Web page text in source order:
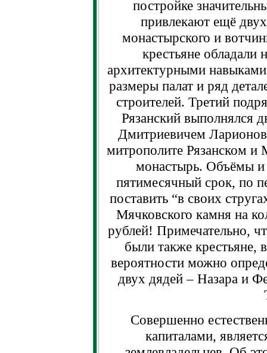
постройке
привлекают ещё
монастырского и
крестьяне
архитектурными
размеры палат и ряд
строителей. Третий
Рязанский выполнялся
Дмитриевичем
митрополите Рязанском и
монастырь. Объёмы и
пятимесячный срок, по
поставить “в своих
Мячковского камня на
рублей! Примечательно,
были также крестьяне,
вероятности можно
двух дядей – Назара и
Совершенно
капиталами,